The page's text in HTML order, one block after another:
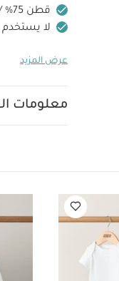
قطن 75% / بوليستر 22% / إيلاستين 3%
لا
3 قطع
مجموعةعرض المزيد
معلومات